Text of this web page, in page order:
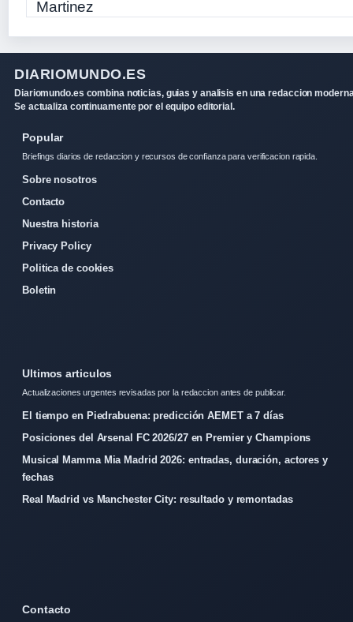
DIARIOMUNDO.ES
Diariomundo.es combina noticias, guias y analisis en una redaccion
Se actualiza continuamente por el equipo editorial.
Popular
Briefings diarios de redaccion y recursos de confianza para verificacion rapida.
Sobre nosotros
Contacto
Nuestra historia
Privacy Policy
Politica de cookies
Boletin
Ultimos articulos
Actualizaciones urgentes revisadas por la redaccion antes de publicar.
El tiempo en Piedrabuena: predicción AEMET a 7 días
Posiciones del Arsenal FC 2026/27 en Premier y Champions
Musical Mamma Mia Madrid 2026: entradas, duración, actores y
fechas
Real Madrid vs Manchester City: resultado y remontadas
Contacto